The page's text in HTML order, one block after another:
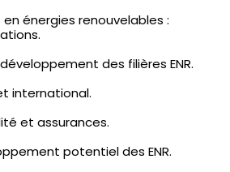
énergies renouvelables :
des filières ENR.
international.
et assurances.
potentiel des ENR.